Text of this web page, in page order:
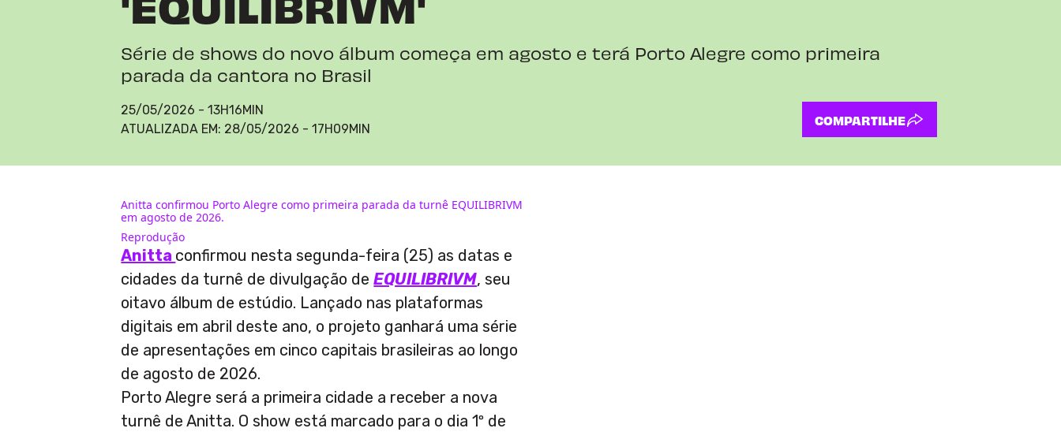
Série de shows do novo álbum começa em agosto e terá Porto Alegre como primeira
parada da cantora no Brasil
25/05/2026 - 13H16MIN
ATUALIZADA EM: 28/05/2026 - 17H09MIN
COMPARTILHE
Anitta confirmou Porto Alegre como primeira parada da turnê EQUILIBRIVM
em agosto de 2026.
Reprodução
Anitta confirmou nesta segunda-feira (25) as datas e
cidades da turnê de divulgação deEQUILIBRIVM, seu
oitavo álbum de estúdio. Lançado nas plataformas
digitais em abril deste ano, o projeto ganhará uma série
de apresentações em cinco capitais brasileiras ao longo
de agosto de 2026.
Porto Alegre será a primeira cidade a receber a nova
turnê de Anitta. O show está marcado para o dia 1º de